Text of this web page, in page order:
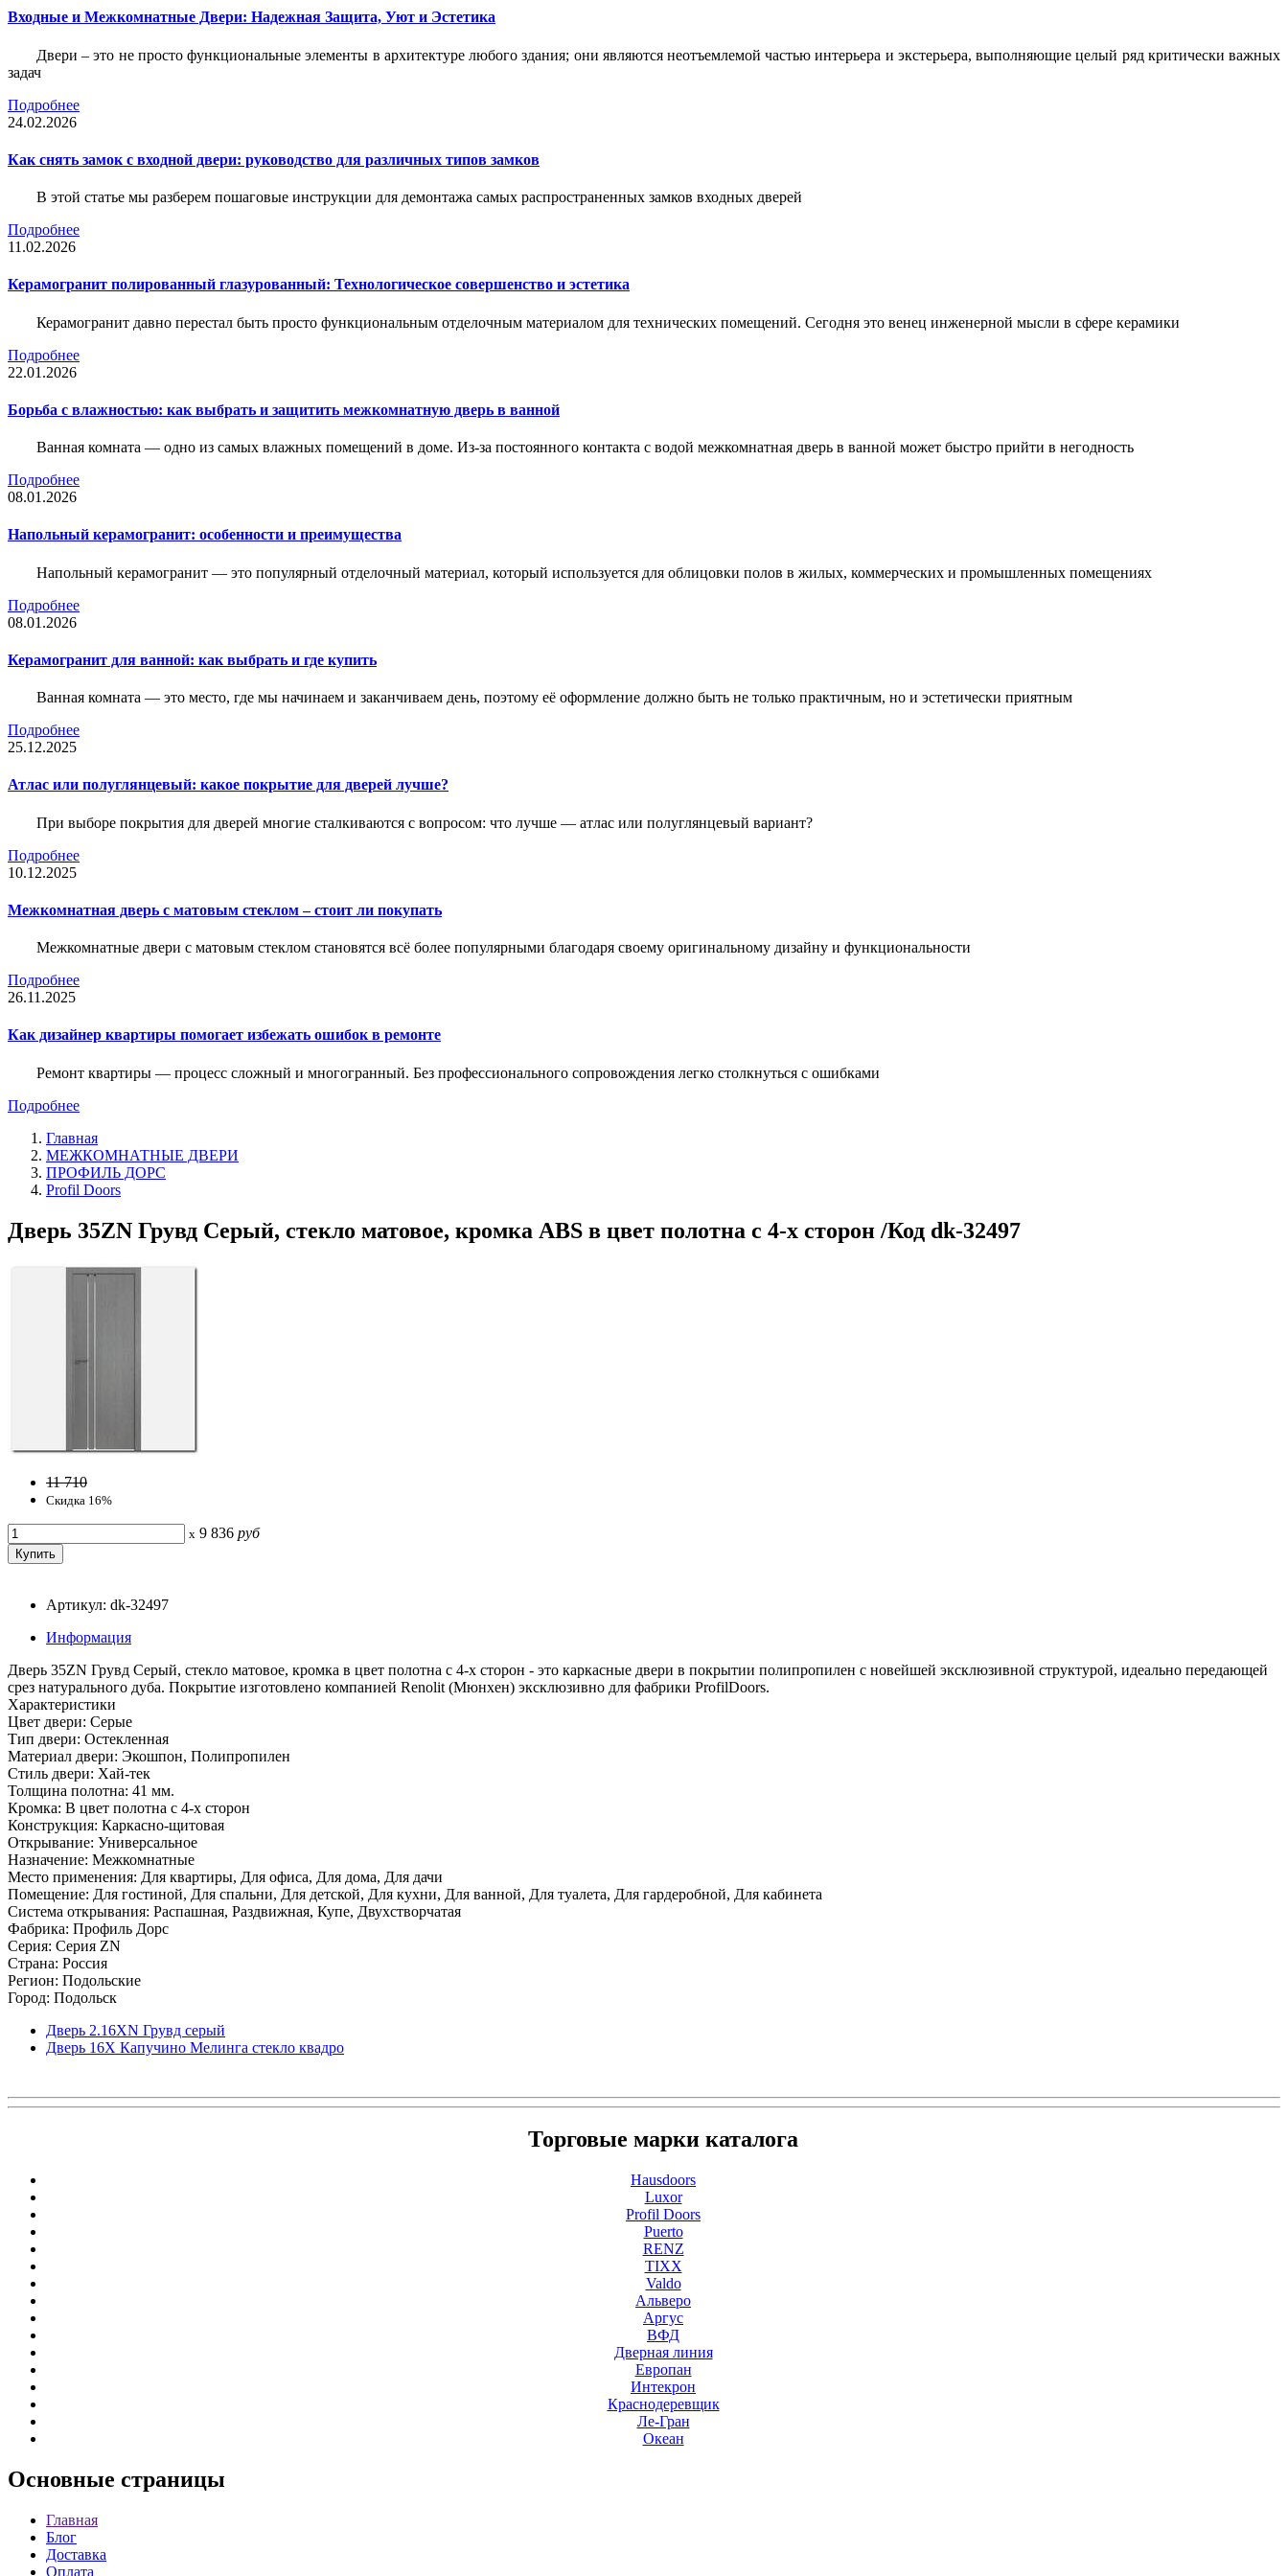
Входные и Межкомнатные Двери: Надежная Защита, Уют и Эстетика
Двери – это не просто функциональные элементы в архитектуре любого здания; они являются неотъемлемой частью интерьера и экстерьера, выполняющие целый ряд критически важных
задач
Подробнее
24.02.2026
Как снять замок с входной двери: руководство для различных типов замков
В этой статье мы разберем пошаговые инструкции для демонтажа самых распространенных замков входных дверей
Подробнее
11.02.2026
Керамогранит полированный глазурованный: Технологическое совершенство и эстетика
Керамогранит давно перестал быть просто функциональным отделочным материалом для технических помещений. Сегодня это венец инженерной мысли в сфере керамики
Подробнее
22.01.2026
Борьба с влажностью: как выбрать и защитить межкомнатную дверь в ванной
Ванная комната — одно из самых влажных помещений в доме. Из-за постоянного контакта с водой межкомнатная дверь в ванной может быстро прийти в негодность
Подробнее
08.01.2026
Напольный керамогранит: особенности и преимущества
Напольный керамогранит — это популярный отделочный материал, который используется для облицовки полов в жилых, коммерческих и промышленных помещениях
Подробнее
08.01.2026
Керамогранит для ванной: как выбрать и где купить
Ванная комната — это место, где мы начинаем и заканчиваем день, поэтому её оформление должно быть не только практичным, но и эстетически приятным
Подробнее
25.12.2025
Атлас или полуглянцевый: какое покрытие для дверей лучше?
При выборе покрытия для дверей многие сталкиваются с вопросом: что лучше — атлас или полуглянцевый вариант?
Подробнее
10.12.2025
Межкомнатная дверь с матовым стеклом – стоит ли покупать
Межкомнатные двери с матовым стеклом становятся всё более популярными благодаря своему оригинальному дизайну и функциональности
Подробнее
26.11.2025
Как дизайнер квартиры помогает избежать ошибок в ремонте
Ремонт квартиры — процесс сложный и многогранный. Без профессионального сопровождения легко столкнуться с ошибками
Подробнее
Главная
МЕЖКОМНАТНЫЕ ДВЕРИ
ПРОФИЛЬ ДОРС
Profil Doors
Дверь 35ZN Грувд Серый, стекло матовое, кромка ABS в цвет полотна с 4-х сторон /Код dk-32497
11 710
Скидка 16%
x 9 836 руб
Артикул: dk-32497
Информация
Дверь 35ZN Грувд Серый, стекло матовое, кромка в цвет полотна с 4-х сторон - это каркасные двери в покрытии полипропилен с новейшей эксклюзивной структурой, идеально передающей
срез натурального дуба. Покрытие изготовлено компанией Renolit (Мюнхен) эксклюзивно для фабрики ProfilDoors.
Характеристики
Цвет двери: Серые
Тип двери: Остекленная
Материал двери: Экошпон, Полипропилен
Стиль двери: Хай-тек
Толщина полотна: 41 мм.
Кромка: В цвет полотна с 4-х сторон
Конструкция: Каркасно-щитовая
Открывание: Универсальное
Назначение: Межкомнатные
Место применения: Для квартиры, Для офиса, Для дома, Для дачи
Помещение: Для гостиной, Для спальни, Для детской, Для кухни, Для ванной, Для туалета, Для гардеробной, Для кабинета
Система открывания: Распашная, Раздвижная, Купе, Двухстворчатая
Фабрика: Профиль Дорс
Серия: Серия ZN
Страна: Россия
Регион: Подольские
Город: Подольск
Дверь 2.16ХN Грувд серый
Дверь 16X Капучино Мелинга стекло квадро
Торговые марки каталога
Hausdoors
Luxor
Profil Doors
Puerto
RENZ
TIXX
Valdo
Альверо
Аргус
ВФД
Дверная линия
Европан
Интекрон
Краснодеревщик
Ле-Гран
Океан
Основные страницы
Главная
Блог
Доставка
Оплата